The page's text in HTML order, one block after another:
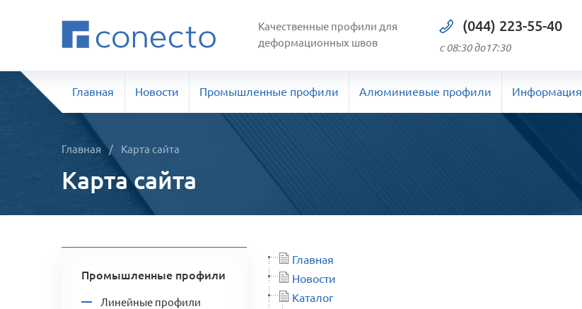
Качественные профили для
деформационных швов
(044) 223-55-40
с 08:30 до17:30
Главная Новости Промышленные профили Алюминиевые профили Информация
Главная / Карта сайта
Карта сайта
Промышленные профили
Линейные профили
Главная
Новости
Каталог